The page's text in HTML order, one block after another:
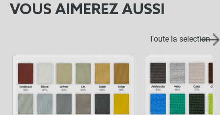
VOUS AIMEREZ AUSSI
Toute la selection